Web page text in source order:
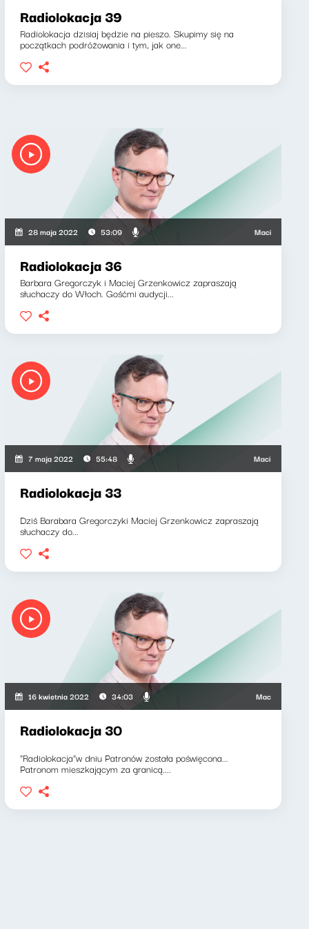
Radiolokacja 39
Radiolokacja dzisiaj będzie na pieszo. Skupimy się na
początkach podróżowania i tym, jak one...
Barbara Gregorczyk
28 maja 2022 53:09 Maciej
Radiolokacja 36
Barbara Gregorczyk i Maciej Grzenkowicz zapraszają
słuchaczy do Włoch. Gośćmi audycji...
Maciej Grzenkowicz
7 maja 2022 55:48 Maciej
Radiolokacja 33
Dziś Barabara Gregorczyki Maciej Grzenkowicz zapraszają
słuchaczy do...
Barbara Gregorczyk
16 kwietnia 2022 34:03 Maciej
Radiolokacja 30
"Radiolokacja"w dniu Patronów została poświęcona...
Patronom mieszkającym za granicą....